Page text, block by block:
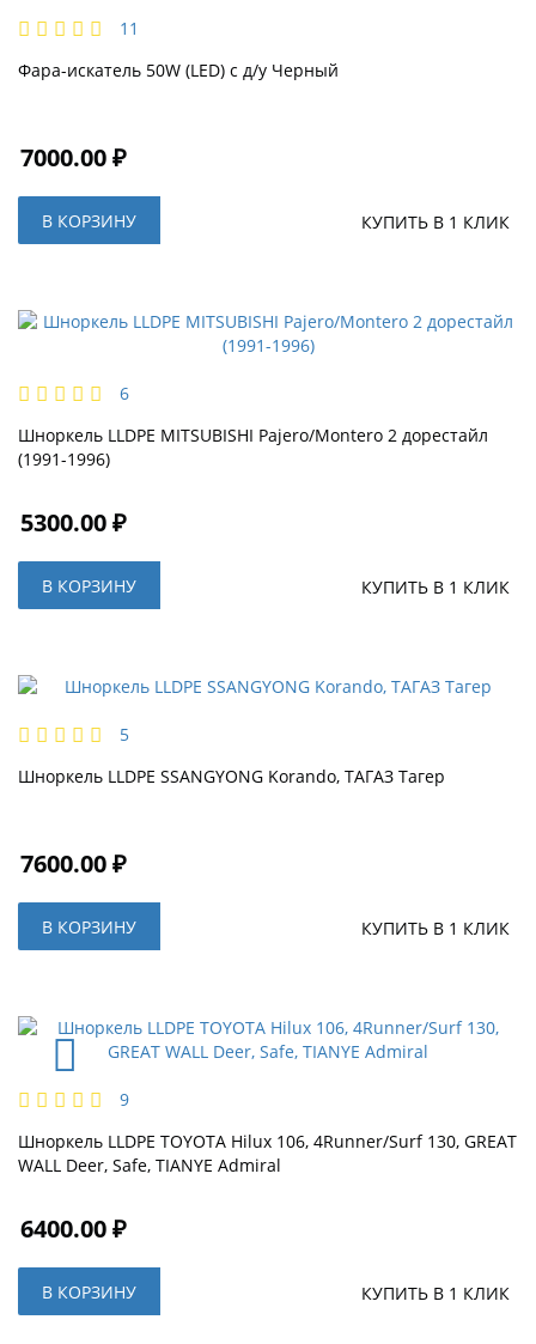
11
Фара-искатель 50W (LED) с д/у Черный
7000.00 ₽
В КОРЗИНУ КУПИТЬ В 1 КЛИК
6
Шноркель LLDPE MITSUBISHI Pajero/Montero 2 дорестайл
(1991-1996)
5300.00 ₽
В КОРЗИНУ КУПИТЬ В 1 КЛИК
5
Шноркель LLDPE SSANGYONG Korando, TАГАЗ Тагер
7600.00 ₽
В КОРЗИНУ КУПИТЬ В 1 КЛИК
9
Шноркель LLDPE TOYOTA Hilux 106, 4Runner/Surf 130, GREAT
WALL Deer, Safe, TIANYE Admiral
6400.00 ₽
В КОРЗИНУ КУПИТЬ В 1 КЛИК